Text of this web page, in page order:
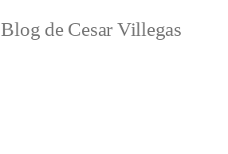
Blog de Cesar Villegas